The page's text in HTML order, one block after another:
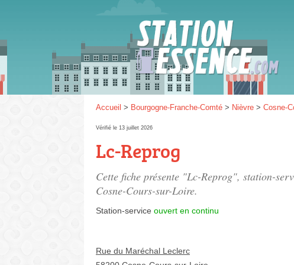
Accueil > Bourgogne-Franche-Comté > Nièvre > Cosne-
Vérifié le 13 juillet 2026
Lc-Reprog
Cette fiche présente "Lc-Reprog", station-
Cosne-Cours-sur-Loire.
Station-service ouvert en continu
Rue du Maréchal Leclerc
Gazole :
SP 98 :